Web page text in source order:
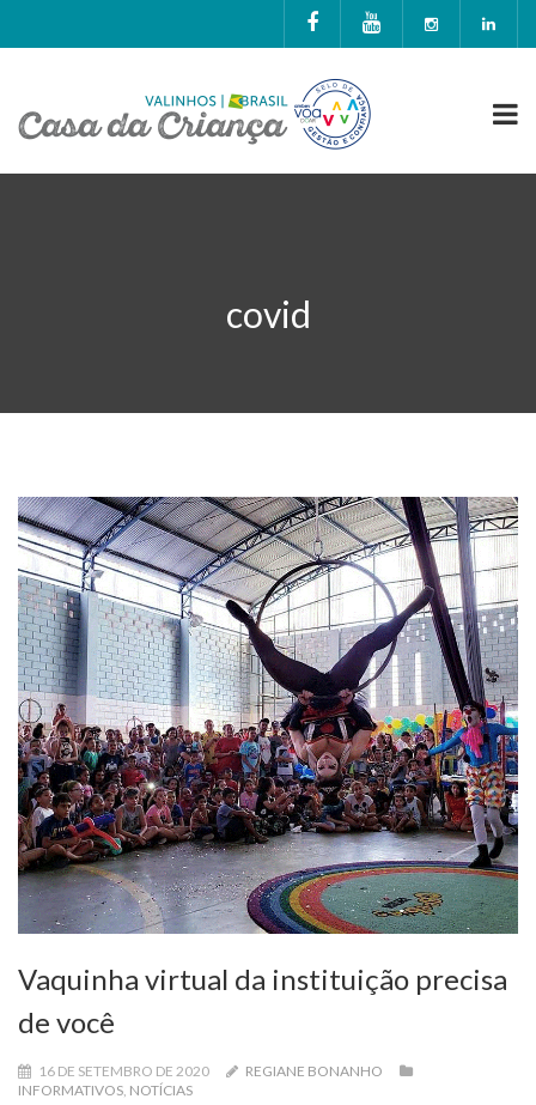
covid
Vaquinha virtual da instituição precisa
de você
16 DE SETEMBRO DE 2020
REGIANE BONANHO
INFORMATIVOS NOTÍCIAS